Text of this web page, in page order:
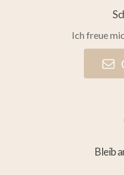
Ich freue
Bleib